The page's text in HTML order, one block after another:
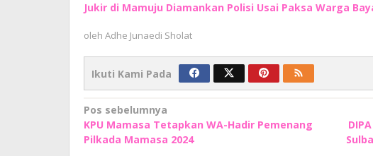
Jukir di Mamuju Diamankan Polisi Usai Paksa Warga
oleh Adhe Junaedi Sholat
Ikuti Kami Pada
Navigasi
pos
Pos sebelumnya
KPU Mamasa Tetapkan WA-Hadir Pemenang
Pilkada Mamasa 2024